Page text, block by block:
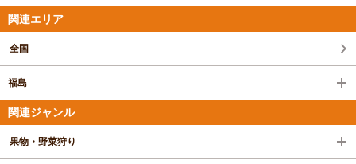
関連エリア
全国
福島
関連ジャンル
果物・野菜狩り